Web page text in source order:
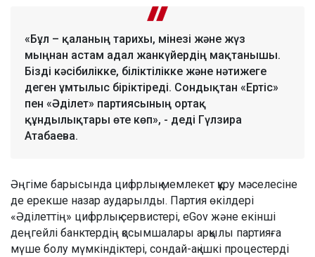
«Бұл – қаланың тарихы, мінезі және жүз
мыңнан астам адал жанкүйердің мақтанышы.
Бізді кәсібилікке, біліктілікке және нәтижеге
деген ұмтылыс біріктіреді. Сондықтан «Ертіс»
пен «Әділет» партиясының ортақ
құндылықтары өте көп», - деді Гүлзира
Атабаева.
Әңгіме барысында цифрлық мемлекет құру мәселесіне
де ерекше назар аударылды. Партия өкілдері
«Әділеттің» цифрлық сервистері, eGov және екінші
деңгейлі банктердің қосымшалары арқылы партияға
мүше болу мүмкіндіктері, сондай-ақ ішкі процестерді